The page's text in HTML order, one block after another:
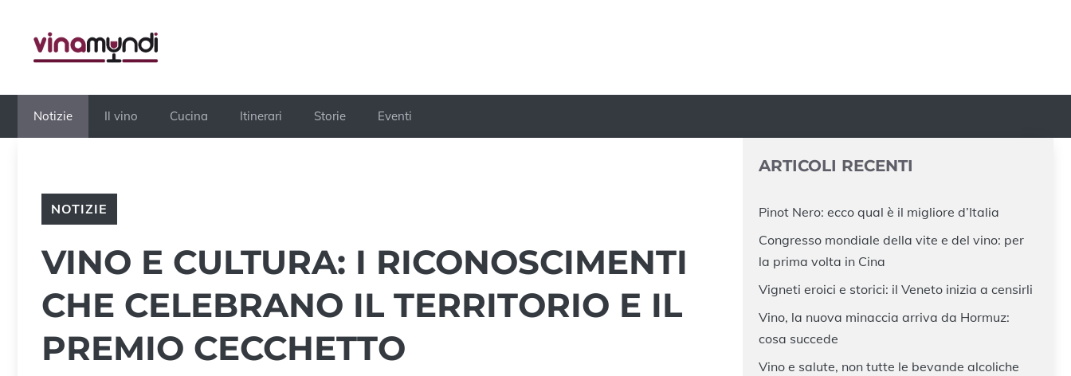
contenuto
Notizie Il vino Cucina Itinerari Storie Eventi
NOTIZIE
VINO E CULTURA: I RICONOSCIMENTI
CHE CELEBRANO IL TERRITORIO E IL
PREMIO CECCHETTO
ARTICOLI RECENTI
Pinot Nero: ecco qual è il migliore d’Italia
Congresso mondiale della vite e del vino: per
la prima volta in Cina
Vigneti eroici e storici: il Veneto inizia a censirli
Vino, la nuova minaccia arriva da Hormuz:
cosa succede
Vino e salute, non tutte le bevande alcoliche